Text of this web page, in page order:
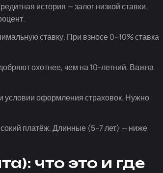
история — залог низкой ставки.
ставку. При взносе 0–10% ставка
охотнее, чем на10-летний. Важна
условии оформления страховок. Нужно
платёж. Длинные (5–7 лет) — ниже
что это и где